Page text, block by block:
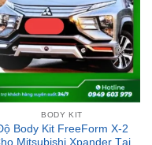
BODY KIT
Body Kit FreeForm X-2
Mitsubishi Xpander Tại
| Đẳng Cấp – Sang
Trọng
hệ nhận giá ưu đãi